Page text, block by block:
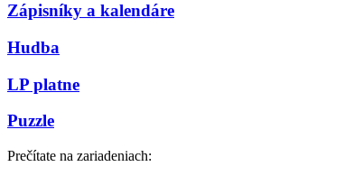
Zápisníky a kalendáre
Hudba
LP platne
Puzzle
Prečítate na zariadeniach: